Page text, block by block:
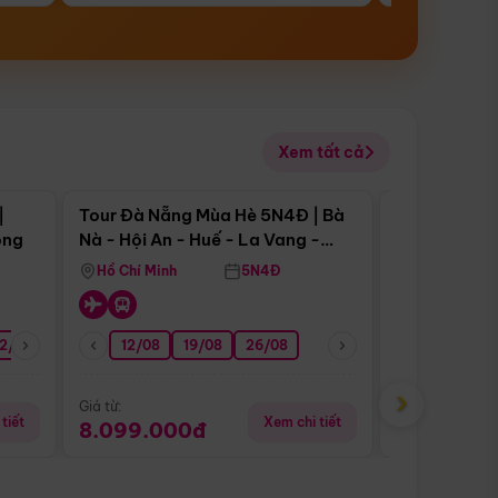
Xem tất cả
08 26/08 05/09 09/09 12/09
tiết
Điểm nổi bật
Tour Đà Nẵng Mùa Hè 5N4Đ | Bà
Nà - Hội An - Huế - La Vang -
Động Thiên Đường
Hồ Chí Minh 5N4Đ
12/08 19/08 26/08
Giá từ:
8.099.000đ Xem chi tiết
Giá từ:
›